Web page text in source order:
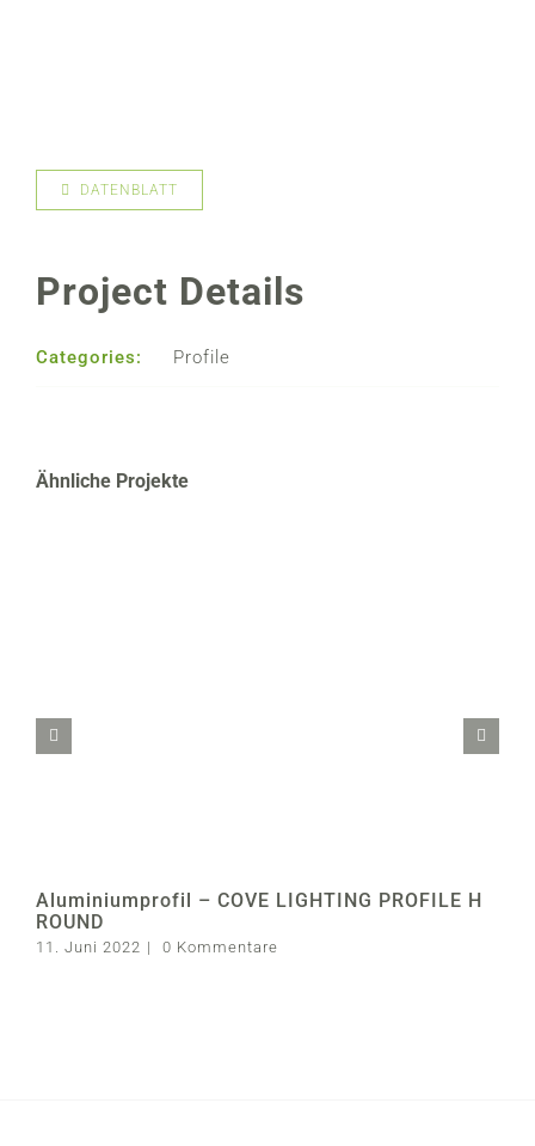
DATENBLATT
Project Details
Categories: Profile
Ähnliche Projekte
Aluminiumprofil – COVE LIGHTING PROFILE H
ROUND
11. Juni 2022 | 0 Kommentare